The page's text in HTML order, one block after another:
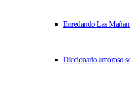
Enredando Las
Diccionario amoroso